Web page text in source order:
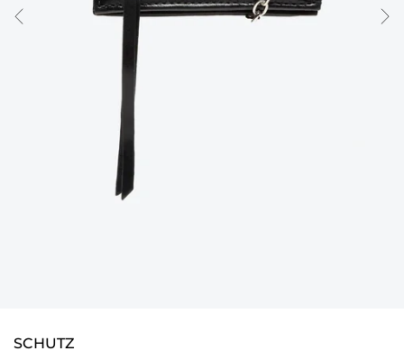
SCHUTZ